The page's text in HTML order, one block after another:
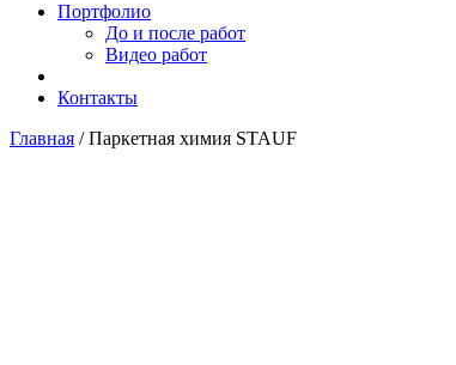
Портфолио
До и после работ
Видео работ
Контакты
Главная /Паркетная химия STAUF